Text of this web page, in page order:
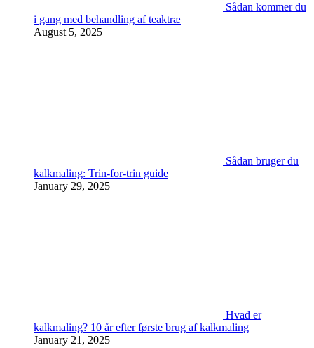
Sådan kommer du
i gang med behandling af teaktræ
August 5, 2025
Sådan bruger du
kalkmaling: Trin-for-trin guide
January 29, 2025
Hvad er
kalkmaling? 10 år efter første brug af kalkmaling
January 21, 2025